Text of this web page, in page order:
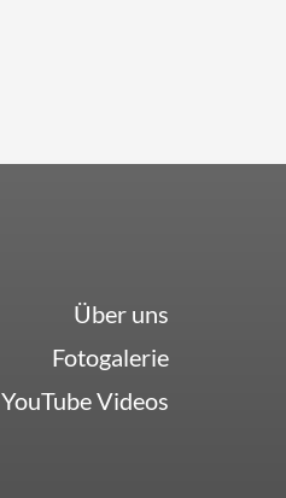
Über uns
Fotogalerie
YouTube Videos